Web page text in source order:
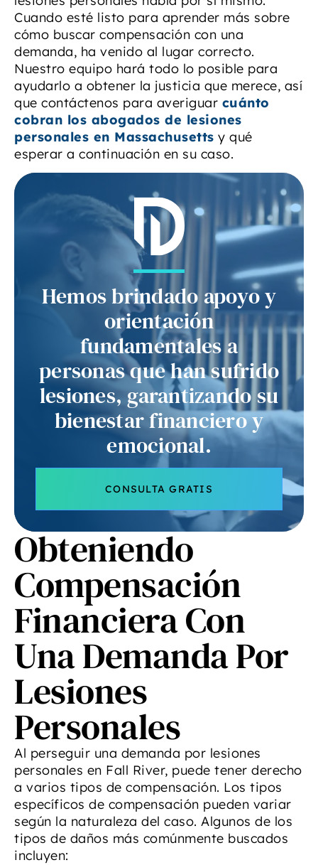
Cuando esté listo para aprender más sobre
cómo buscar compensación con una
demanda, ha venido al lugar correcto.
Nuestro equipo hará todo lo posible para
ayudarlo a obtener la justicia que merece, así
que contáctenos para averiguar cuánto
cobran los abogados de lesiones
personales en Massachusetts y qué
esperar a continuación en su caso.
Hemos brindado apoyo y
orientación
fundamentales a
personas que han sufrido
lesiones, garantizando su
bienestar financiero y
emocional.
CONSULTA GRATIS
Obteniendo
Compensación
Financiera Con
Una Demanda Por
Lesiones
Personales
Al perseguir una demanda por lesiones
personales en Fall River, puede tener derecho
a varios tipos de compensación. Los tipos
específicos de compensación pueden variar
según la naturaleza del caso. Algunos de los
tipos de daños más comúnmente buscados
incluyen: